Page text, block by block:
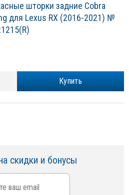
шторки задние Cobra
для Lexus RХ (2016-2021) №
Купить
скидки и бонусы